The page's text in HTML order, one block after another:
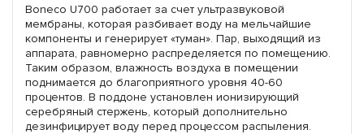
Boneco U700 работает за счет ультразвуковой
мембраны, которая разбивает воду на мельчайшие
компоненты и генерирует «туман». Пар, выходящий из
аппарата, равномерно распределяется по помещению.
Таким образом, влажность воздуха в помещении
поднимается до благоприятного уровня 40-60
процентов. В поддоне установлен ионизирующий
серебряный стержень, который дополнительно
дезинфицирует воду перед процессом распыления.